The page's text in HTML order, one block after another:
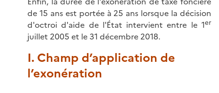
de 15 ans est portée à 25 ans lorsque la décision
d'octroi d'aide de l'État intervient entre le 1er
juillet 2005 et le 31 décembre 2018.
I. Champ d’application de
l’exonération